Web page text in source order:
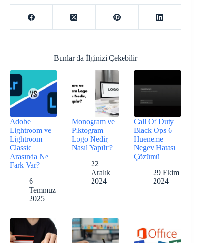
Bunlar da İlginizi Çekebilir
Adobe
Lightroom ve
Lightroom
Classic
Arasında Ne
Fark Var?
6
Temmuz
2025
Monogram ve
Piktogram
Logo Nedir,
Nasıl Yapılır?
22
Aralık
2024
Call Of Duty
Black Ops 6
Hueneme
Negev Hatası
Çözümü
29 Ekim
2024